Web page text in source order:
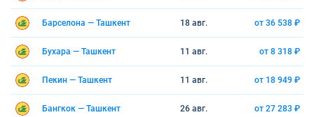
Барселона — Ташкент 18 авг. от 36 538 ₽
Бухара — Ташкент 11 авг. от 8 318 ₽
Пекин — Ташкент 11 авг. от 18 949 ₽
Бангкок — Ташкент 26 авг. от 27 283 ₽